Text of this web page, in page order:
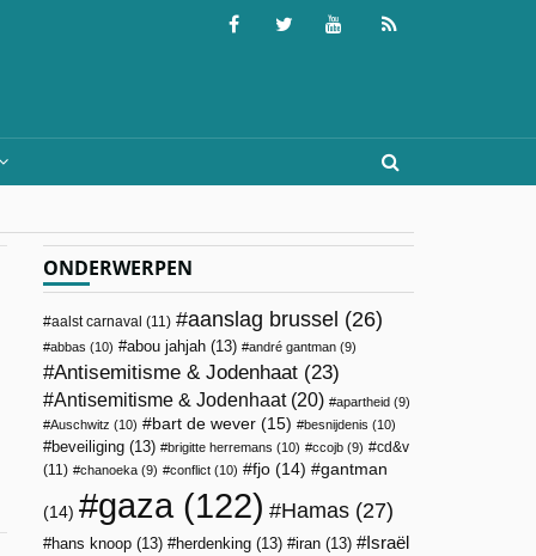
ONDERWERPEN
aalst carnaval (11) aanslag brussel (26)
abbas (10) abou jahjah (13) andré gantman (9)
Antisemitisme & Jodenhaat (23)
Antisemitisme & Jodenhaat(20) apartheid (9)
Auschwitz (10) bart de wever (15) besnijdenis (10)
beveiliging (13) brigitte herremans (10) ccojb (9)
cd&v
(11)
chanoeka (9) conflict (10) fjo (14) gantman
(14) gaza(122) Hamas (27)
hans knoop (13) herdenking (13) iran (13)
Israël